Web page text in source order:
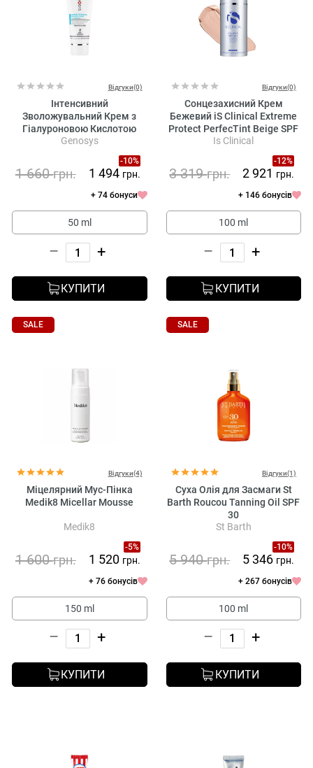
Відгуки(0)
Інтенсивний
Зволожувальний Крем з
Гіалуроновою Кислотою
Genosys Moisture
Replenishing Hyaluron Cream
(MHC)
Genosys
-10%
1 660грн. 1 494 грн.
+ 74 бонуси
50 ml
– +
КУПИТИ
Відгуки(0)
Сонцезахисний Крем
Бежевий iS Clinical Extreme
Protect PerfecTint Beige SPF
50
Is Clinical
-12%
3 319грн. 2 921 грн.
+ 146 бонусів
100 ml
– +
КУПИТИ
SALE
Відгуки(4)
Міцелярний Мус-Пінка
Medik8 Micellar Mousse
Medik8
-5%
1 600грн. 1 520 грн.
+ 76 бонусів
150 ml
– +
КУПИТИ
SALE
Відгуки(1)
Суха Олія для Засмаги St
Barth Roucou Tanning Oil SPF
30
St Barth
-10%
5 940грн. 5 346 грн.
+ 267 бонусів
100 ml
– +
КУПИТИ